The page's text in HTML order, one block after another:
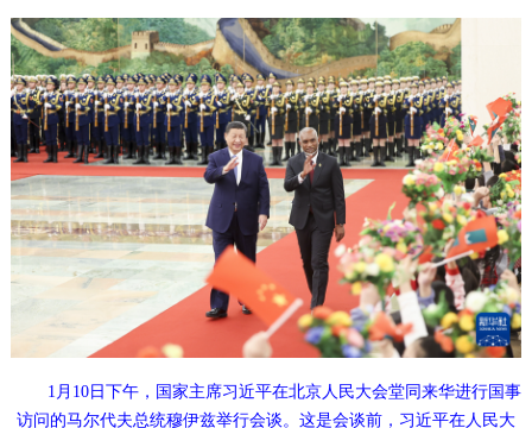
1月10日下午，国家主席习近平在北京人民大会堂同来华进行国事
访问的马尔代夫总统穆伊兹举行会谈。这是会谈前，习近平在人民大